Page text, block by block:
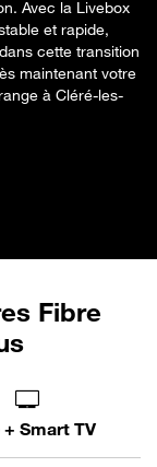
Avec la Livebox
et rapide,
cette transition
maintenant votre
à Cléré-les-
Fibre
+ Smart TV